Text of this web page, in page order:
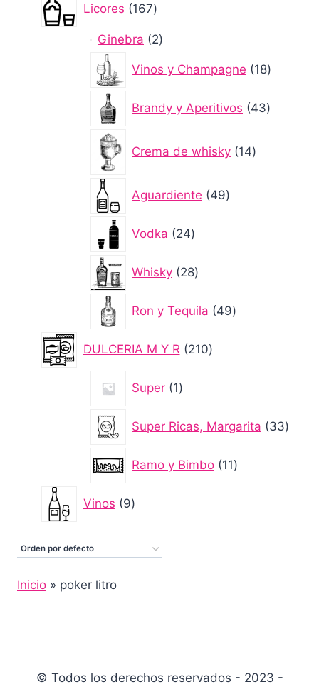
Licores 167
productos
Ginebra
22
Vinos y Champagne 18
Brandy y Aperitivos
43
Crema de whisky 14productos
Aguardiente 49
49
productos
Vodka
24
24
productos
Whisky 28
28
productos
Ron y Tequila
49
49
productos
DULCERIA M Y R 210
210
productos
Super 1
1
producto
Super Ricas, Margarita
33
33
Ramo y Bimbo 11
11
productos
Vinos 9
9
productos
Inicio » poker litro
© Todos los derechos reservados - 2023 -